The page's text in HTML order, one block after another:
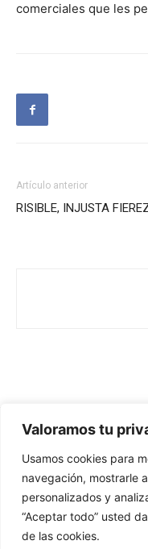
Valoramos tu
Usamos cookies para
navegación, mostrarle
personalizados y
“Aceptar todo” usted
de las cookies.
comerciales que les
Artículo anterior
RISIBLE, INJUSTA
Redes Cristianas
Una mirada alternativa
- Colectivos de Redes